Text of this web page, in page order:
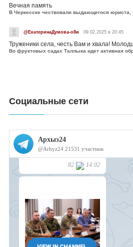
Вечная память
@ЕкатеринаДумова-о8и 09.02.2025 в 20:45
Труженики села, честь Вам и хвала!
Во фруктовых садах Таллыка идет активная
Социальные сети